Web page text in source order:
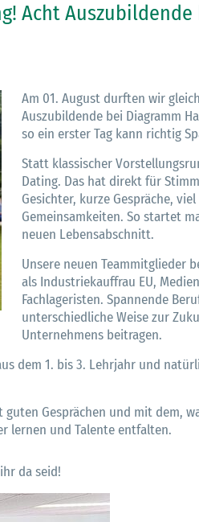
Acht Auszubildende
Am 01. August durften wir
Auszubildende bei Diagramm
so ein erster Tag kann richtig
Statt klassischer
Dating. Das hat direkt für
Gesichter, kurze Gespräche,
Gemeinsamkeiten. So startet
neuen Lebensabschnitt.
Unsere neuen Teammitglieder
als Industriekauffrau EU,
Fachlageristen. Spannende
unterschiedliche Weise zur
Unternehmens beitragen.
dem 1. bis 3. Lehrjahr und
Gesprächen und mit dem,
lernen und Talente entfalten.
da seid!